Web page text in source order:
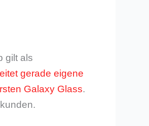
gilt als
gerade eigene
Galaxy Glass.